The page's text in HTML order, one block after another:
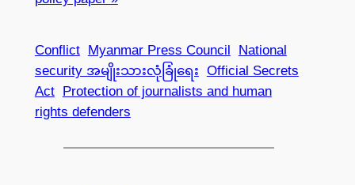
Conflict Myanmar Press Council
National
security အမျိုးသားလုံခြုံရေး Official Secrets
Act Protection of journalists and human
rights defenders